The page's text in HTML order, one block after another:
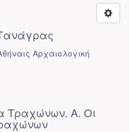
Αρχαιολογική
Τραχώνων. Α. Οι